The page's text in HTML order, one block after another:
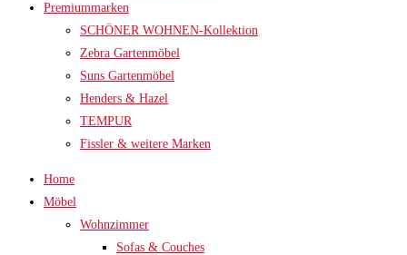
Premiummarken
SCHÖNER WOHNEN-Kollektion
Zebra Gartenmöbel
Suns Gartenmöbel
Henders & Hazel
TEMPUR
Fissler & weitere Marken
Home
Möbel
Wohnzimmer
Sofas & Couches